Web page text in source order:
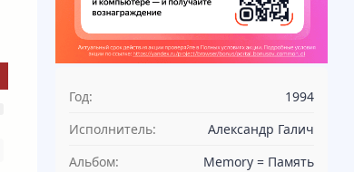
Год:
1994
Исполнитель:
Александр Галич
Альбом:
Memory = Память